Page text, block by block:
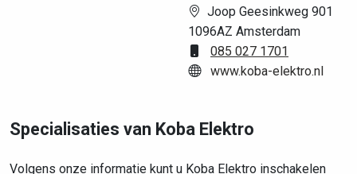
Joop Geesinkweg 901
1096AZ Amsterdam
085 027 1701
www.koba-elektro.nl
Specialisaties van Koba Elektro
Volgens onze informatie kunt u Koba Elektro inschakelen